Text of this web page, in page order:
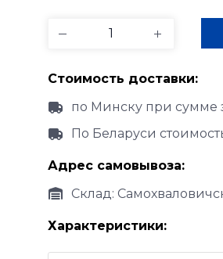
Стоимость доставки:
по Минску при сумме
По Беларуси
Адрес самовывоза:
Склад:
Характеристики: